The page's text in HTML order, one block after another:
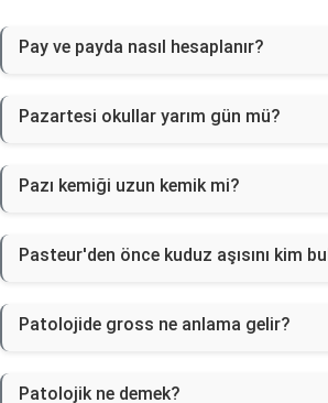
Pay ve payda nasıl hesaplanır?
Pazartesi okullar yarım gün mü?
Pazı kemiği uzun kemik mi?
Pasteur'den önce kuduz aşısını kim
Patolojide gross ne anlama gelir?
Patolojik ne demek?